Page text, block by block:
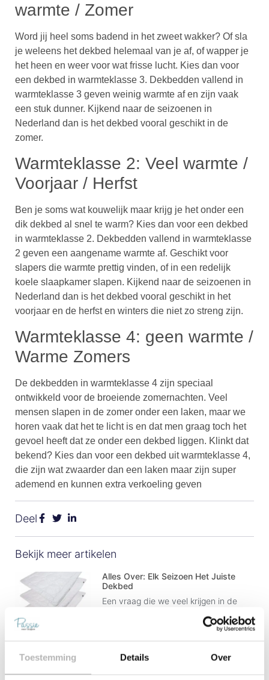
Toestemming Details Over
warmte / Zomer
Word jij heel soms badend in het zweet wakker? Of sla
je weleens het dekbed helemaal van je af, of wapper je
het heen en weer voor wat frisse lucht. Kies dan voor
een dekbed in warmteklasse 3. Dekbedden vallend in
warmteklasse 3 geven weinig warmte af en zijn vaak
een stuk dunner. Kijkend naar de seizoenen in
Nederland dan is het dekbed vooral geschikt in de
zomer.
Warmteklasse 2: Veel warmte /
Voorjaar / Herfst
Ben je soms wat kouwelijk maar krijg je het onder een
dik dekbed al snel te warm? Kies dan voor een dekbed
in warmteklasse 2. Dekbedden vallend in warmteklasse
2 geven een aangename warmte af. Geschikt voor
slapers die warmte prettig vinden, of in een redelijk
koele slaapkamer slapen. Kijkend naar de seizoenen in
Nederland dan is het dekbed vooral geschikt in het
voorjaar en de herfst en winters die niet zo streng zijn.
Warmteklasse 4: geen warmte /
Warme Zomers
De dekbedden in warmteklasse 4 zijn speciaal
ontwikkeld voor de broeiende zomernachten. Veel
mensen slapen in de zomer onder een laken, maar we
horen vaak dat het te licht is en dat men graag toch het
gevoel heeft dat ze onder een dekbed liggen. Klinkt dat
bekend? Kies dan voor een dekbed uit warmteklasse 4,
die zijn wat zwaarder dan een laken maar zijn super
ademend en kunnen extra verkoeling geven
Deel
Bekijk meer artikelen
Alles Over: Elk Seizoen Het Juiste
Dekbed
Een vraag die we veel krijgen in de
voor ieder seizoen geschikt is?
Dekbedden Garantie